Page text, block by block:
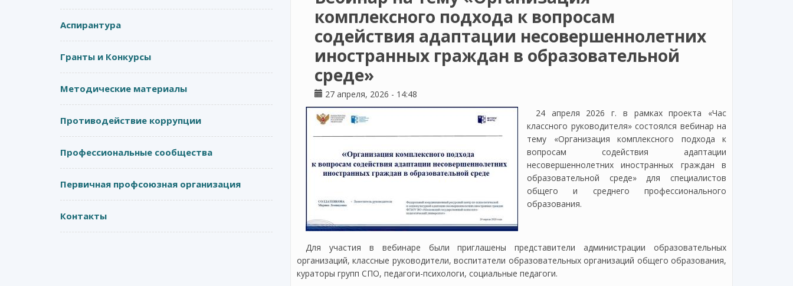
Аспирантура
Гранты и Конкурсы
Методические материалы
Противодействие коррупции
Профессиональные сообщества
Первичная профсоюзная организация
Контакты
комплексного подхода к вопросам
содействия адаптации несовершеннолетних
иностранных граждан в образовательной
среде»
27 апреля, 2026 - 14:48
24 апреля 2026 г. в рамках проекта «Час
классного руководителя» состоялся вебинар на
тему «Организация комплексного подхода к
вопросам содействия адаптации
несовершеннолетних иностранных граждан в
образовательной среде» для специалистов
общего и среднего профессионального
образования.
Для участия в вебинаре были приглашены представители администрации образовательных
организаций, классные руководители, воспитатели образовательных организаций общего образования,
кураторы групп СПО, педагоги-психологи, социальные педагоги.